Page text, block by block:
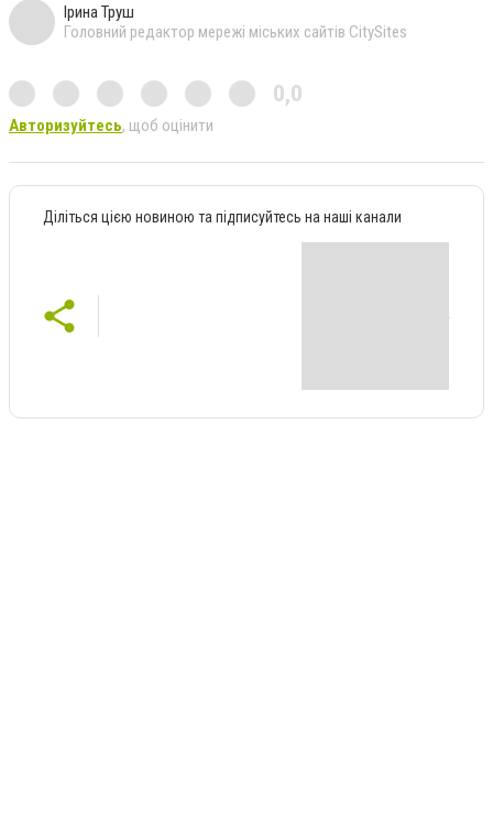
Ірина Труш
Головний редактор мережі міських сайтів CitySites
0,0
Авторизуйтесь, щоб оцінити
Діліться цією новиною та підписуйтесь на наші канали